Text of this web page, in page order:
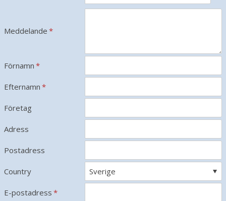
Meddelande *
Förnamn *
Efternamn *
Företag
Adress
Postadress
Country
E-postadress *